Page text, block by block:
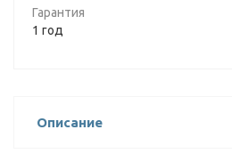
Гарантия
1 год
Описание